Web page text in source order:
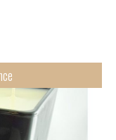
Made in France